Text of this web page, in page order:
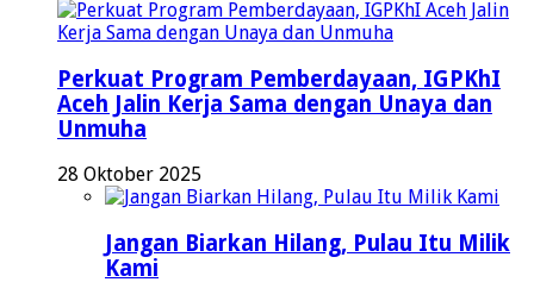
Perkuat Program Pemberdayaan, IGPKhI
Aceh Jalin Kerja Sama dengan Unaya dan
Unmuha
28 Oktober 2025
Jangan Biarkan Hilang, Pulau Itu Milik
Kami